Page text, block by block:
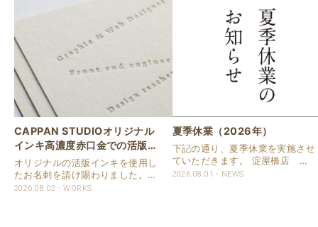
CAPPAN STUDIOオリジナル
インキ高濃度赤口金での活版名
刺
オリジナルの活版インキを使用し
たお名刺を請け賜わりました。
用紙は新バフン紙Nのきぬを使用
2026.08.02 WORKS
夏季休業（2026年）
下記の通り、夏季休業を実施させ
ていただきます。 淀屋橋店 通
常営業いたします。 奈良店 8月
2026.08.01 NEWS